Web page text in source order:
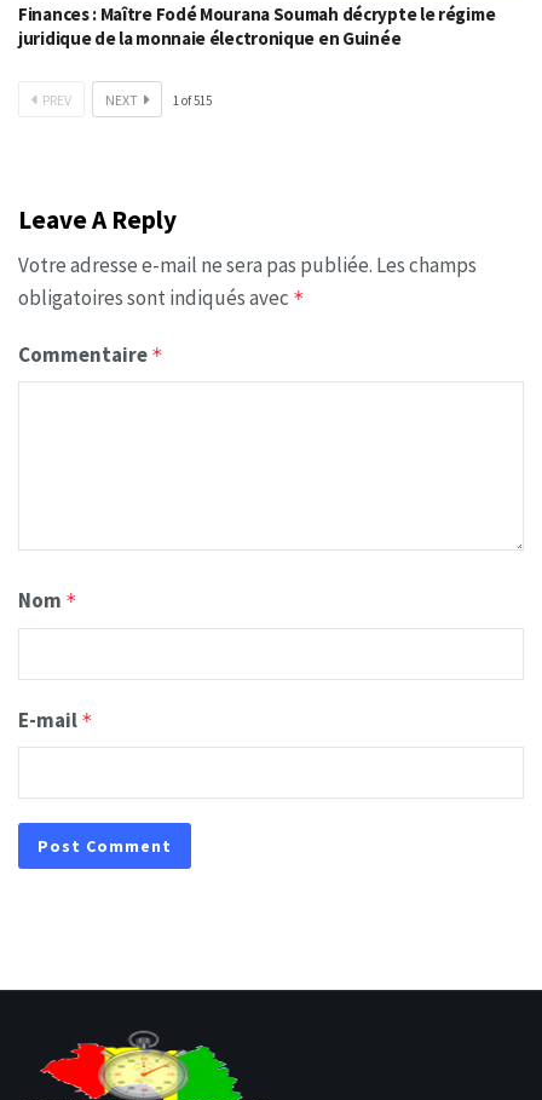
Finances : Maître Fodé Mourana Soumah décrypte le régime
juridique de la monnaie électronique en Guinée
PREV NEXT 1 of515
Leave A Reply
Votre adresse e-mail ne sera pas publiée. Les champs
obligatoires sont indiqués avec *
Commentaire *
Nom *
E-mail *